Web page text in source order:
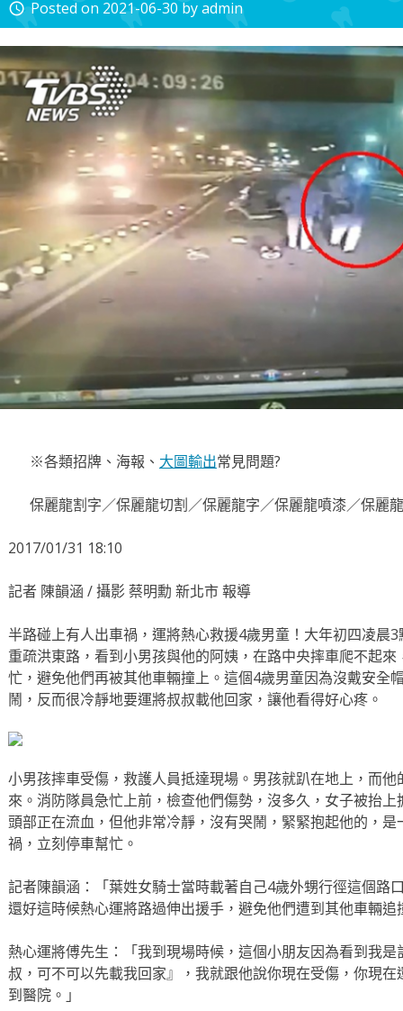
access_time Posted on 2021-06-30byadmin
※各類招牌、海報、 大圖輸出常見問題?
保麗龍割字／保麗龍切割／保麗龍字／保麗龍噴漆／保麗
2017/01/31 18:10
記者 陳韻涵 / 攝影 蔡明勳 新北市 報導
半路碰上有人出車禍，運將熱心救援4歲男童！大年初四凌晨
重疏洪東路，看到小男孩與他的阿姨，在路中央摔車爬不起
忙，避免他們再被其他車輛撞上。這個4歲男童因為沒戴安全
鬧，反而很冷靜地要運將叔叔載他回家，讓他看得好心疼。
小男孩摔車受傷，救護人員抵達現場。男孩就趴在地上，而
來。消防隊員急忙上前，檢查他們傷勢，沒多久，女子被抬
頭部正在流血，但他非常冷靜，沒有哭鬧，緊緊抱起他的，
禍，立刻停車幫忙。
記者陳韻涵：「葉姓女騎士當時載著自己4歲外甥行徑這個路
還好這時候熱心運將路過伸出援手，避免他們遭到其他車輛
熱心運將傅先生：「我到現場時候，這個小朋友因為看到我
叔，可不可以先載我回家』，我就跟他說你現在受傷，你現
到醫院。」